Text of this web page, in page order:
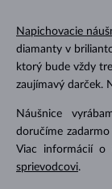
Napichovacie
diamanty v
ktorý bude vždy
zaujímavý darček.
Náušnice
doručíme
Viac informácií o
sprievodcovi.